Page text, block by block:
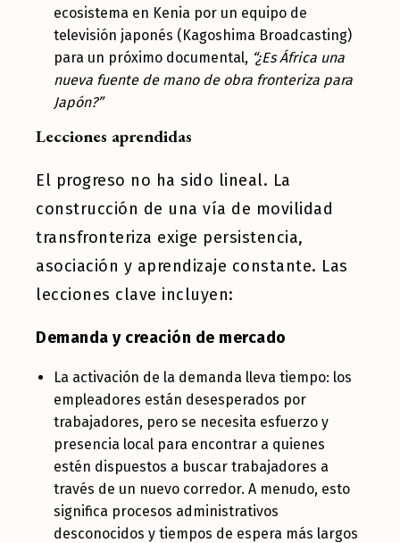
ecosistema en Kenia por un equipo de
televisión japonés (Kagoshima Broadcasting)
para un próximo documental, “¿Es África una
nueva fuente de mano de obra fronteriza para
Japón?”
Lecciones aprendidas
El progreso no ha sido lineal. La
construcción de una vía de movilidad
transfronteriza exige persistencia,
asociación y aprendizaje constante. Las
lecciones clave incluyen:
Demanda y creación de mercado
La activación de la demanda lleva tiempo: los
empleadores están desesperados por
trabajadores, pero se necesita esfuerzo y
presencia local para encontrar a quienes
estén dispuestos a buscar trabajadores a
través de un nuevo corredor. A menudo, esto
significa procesos administrativos
desconocidos y tiempos de espera más largos